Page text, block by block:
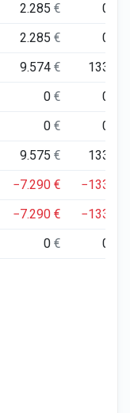
2.285€ 0
2.285€ 0
9.574€ 133
0€ 0
0€ 0
9.575€ 133
−7.290€ −133
−7.290€ −133
0€ 0